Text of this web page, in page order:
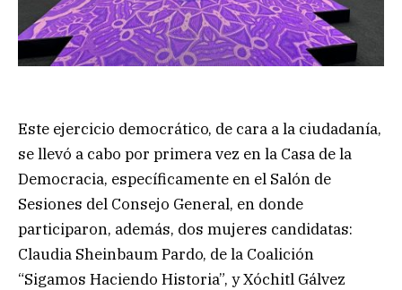
Este ejercicio democrático, de cara a la ciudadanía,
se llevó a cabo por primera vez en la Casa de la
Democracia, específicamente en el Salón de
Sesiones del Consejo General, en donde
participaron, además, dos mujeres candidatas:
Claudia Sheinbaum Pardo, de la Coalición
“Sigamos Haciendo Historia”, y Xóchitl Gálvez